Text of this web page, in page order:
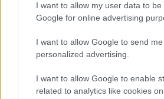
I want to allow my user data to be
Google for online advertising
I want to allow Google to send me
personalized advertising.
I want to allow Google to enable
related to analytics like cookies
precios
rentables en
Ferland Mendy(Real Madrid,